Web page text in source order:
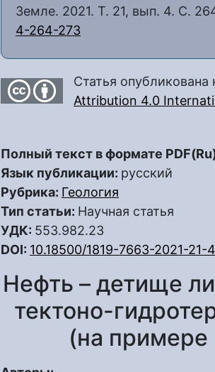
Земле. 2021. Т. 21, вып. 4. С.
4-264-273
Статья
Attribution 4.0
Полный текст в формате
Язык публикации: русский
Рубрика: Геология
Тип статьи: Научная статья
УДК: 553.982.23
DOI: 10.18500/1819-7663-2021-
Нефть – детище
тектоно-
(на